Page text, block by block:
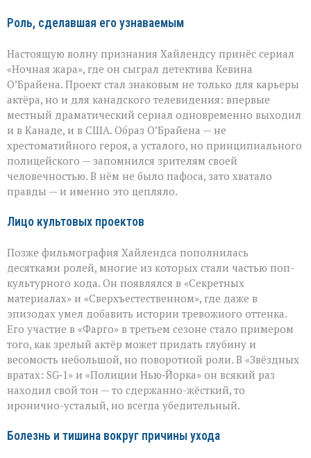
Роль, сделавшая его узнаваемым
Настоящую волну признания Хайлендсу принёс сериал
«Ночная жара», где он сыграл детектива Кевина
О’Брайена. Проект стал знаковым не только для карьеры
актёра, но и для канадского телевидения: впервые
местный драматический сериал одновременно выходил
и в Канаде, и в США. Образ О’Брайена — не
хрестоматийного героя, а усталого, но принципиального
полицейского — запомнился зрителям своей
человечностью. В нём не было пафоса, зато хватало
правды — и именно это цепляло.
Лицо культовых проектов
Позже фильмография Хайлендса пополнилась
десятками ролей, многие из которых стали частью поп-
культурного кода. Он появлялся в «Секретных
материалах» и «Сверхъестественном», где даже в
эпизодах умел добавить истории тревожного оттенка.
Его участие в «Фарго» в третьем сезоне стало примером
того, как зрелый актёр может придать глубину и
весомость небольшой, но поворотной роли. В «Звёздных
вратах: SG‑1» и «Полиции Нью‑Йорка» он всякий раз
находил свой тон — то сдержанно-жёсткий, то
иронично-усталый, но всегда убедительный.
Болезнь и тишина вокруг причины ухода